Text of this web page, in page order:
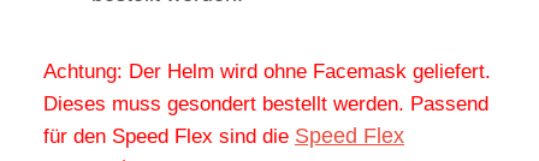
Dieses muss gesondert bestellt werden. Passend
für den Speed Flex sind dieSpeed Flex
Facemaks.